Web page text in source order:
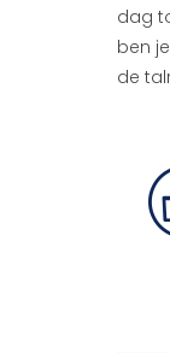
dag
ben
de